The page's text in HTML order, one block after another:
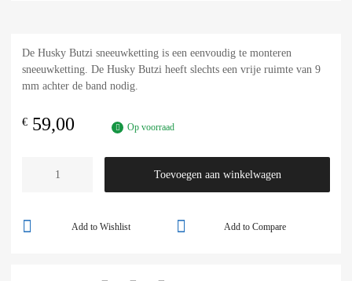
De Husky Butzi sneeuwketting is een eenvoudig te monteren
sneeuwketting. De Husky Butzi heeft slechts een vrije ruimte van 9
mm achter de band nodig.
€ 59,00 Op voorraad
Toevoegen aan winkelwagen
Add to Compare
Add to Wishlist